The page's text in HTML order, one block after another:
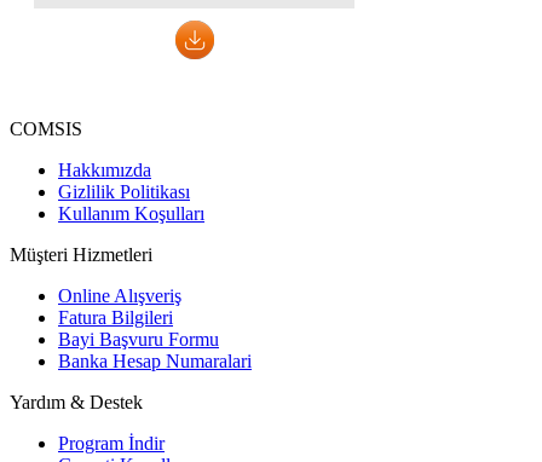
COMSIS
Hakkımızda
Gizlilik Politikası
Kullanım Koşulları
Müşteri Hizmetleri
Online Alışveriş
Fatura Bilgileri
Bayi Başvuru Formu
Banka Hesap Numaralari
Yardım & Destek
Program İndir